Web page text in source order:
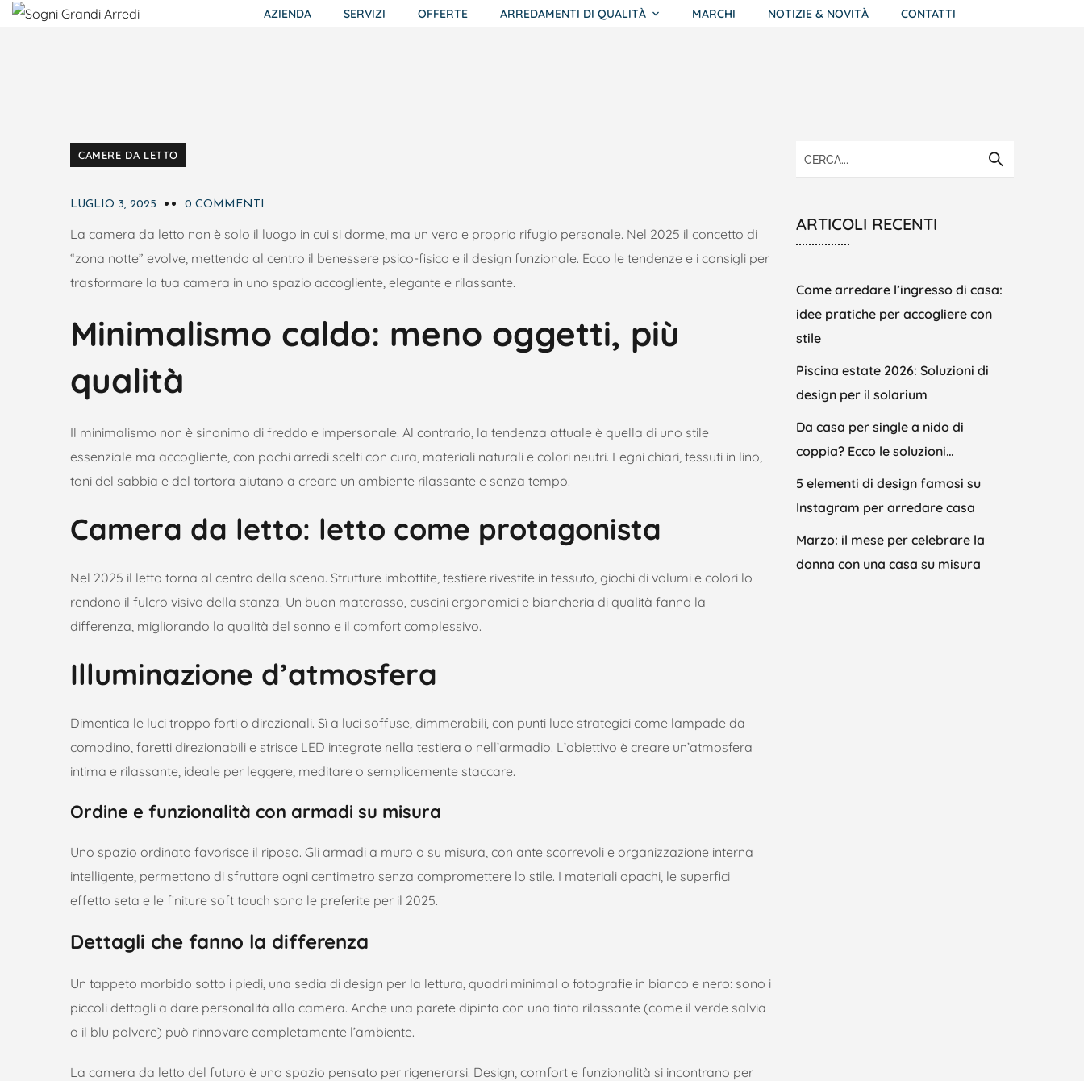
AZIENDA SERVIZI OFFERTE ARREDAMENTI DI QUALITÀ MARCHI NOTIZIE & NOVITÀ CONTATTI
CAMERE DA LETTO
LUGLIO 3, 2025 0 COMMENTI
La camera da letto non è solo il luogo in cui si dorme, ma un vero e proprio rifugio personale. Nel 2025 il concetto di
“zona notte” evolve, mettendo al centro il benessere psico-fisico e il design funzionale. Ecco le tendenze e i consigli per
trasformare la tua camera in uno spazio accogliente, elegante e rilassante.
Minimalismo caldo: meno oggetti, più
qualità
Il minimalismo non è sinonimo di freddo e impersonale. Al contrario, la tendenza attuale è quella di uno stile
essenziale ma accogliente, con pochi arredi scelti con cura, materiali naturali e colori neutri. Legni chiari, tessuti in lino,
toni del sabbia e del tortora aiutano a creare un ambiente rilassante e senza tempo.
Camera da letto: letto come protagonista
Nel 2025 il letto torna al centro della scena. Strutture imbottite, testiere rivestite in tessuto, giochi di volumi e colori lo
rendono il fulcro visivo della stanza. Un buon materasso, cuscini ergonomici e biancheria di qualità fanno la
differenza, migliorando la qualità del sonno e il comfort complessivo.
Illuminazione d’atmosfera
Dimentica le luci troppo forti o direzionali. Sì a luci soffuse, dimmerabili, con punti luce strategici come lampade da
comodino, faretti direzionabili e strisce LED integrate nella testiera o nell’armadio. L’obiettivo è creare un’atmosfera
intima e rilassante, ideale per leggere, meditare o semplicemente staccare.
Ordine e funzionalità con armadi su misura
Uno spazio ordinato favorisce il riposo. Gli armadi a muro o su misura, con ante scorrevoli e organizzazione interna
intelligente, permettono di sfruttare ogni centimetro senza compromettere lo stile. I materiali opachi, le superfici
effetto seta e le finiture soft touch sono le preferite per il 2025.
Dettagli che fanno la differenza
Un tappeto morbido sotto i piedi, una sedia di design per la lettura, quadri minimal o fotografie in bianco e nero: sono i
piccoli dettagli a dare personalità alla camera. Anche una parete dipinta con una tinta rilassante (come il verde salvia
o il blu polvere) può rinnovare completamente l’ambiente.
La camera da letto del futuro è uno spazio pensato per rigenerarsi. Design, comfort e funzionalità si incontrano per
ARTICOLI RECENTI
Come arredare l’ingresso di casa:
idee pratiche per accogliere con
stile
Piscina estate 2026: Soluzioni di
design per il solarium
Da casa per single a nido di
coppia? Ecco le soluzioni…
5 elementi di design famosi su
Instagram per arredare casa
Marzo: il mese per celebrare la
donna con una casa su misura